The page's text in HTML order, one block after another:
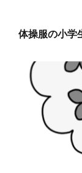
体操服の小学